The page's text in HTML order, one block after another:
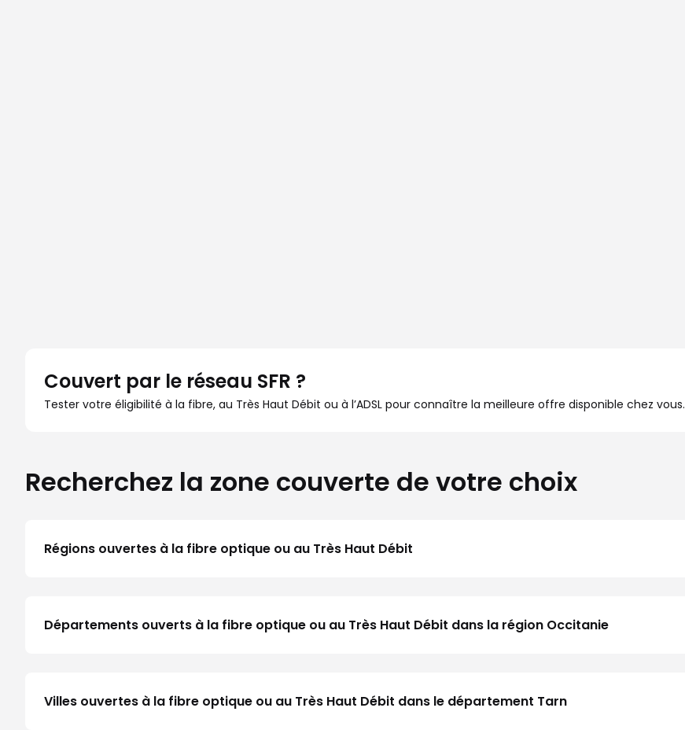
Couvert par le réseau SFR ?
Tester votre éligibilité à la fibre, au Très Haut Débit ou à l’ADSL pour connaître la meilleure offre disponible chez vous.
Recherchez la zone couverte de votre choix
Régions ouvertes à la fibre optique ou au Très Haut Débit
Départements ouverts à la fibre optique ou au Très Haut Débit dans la région Occitanie
Villes ouvertes à la fibre optique ou au Très Haut Débit dans le département Tarn